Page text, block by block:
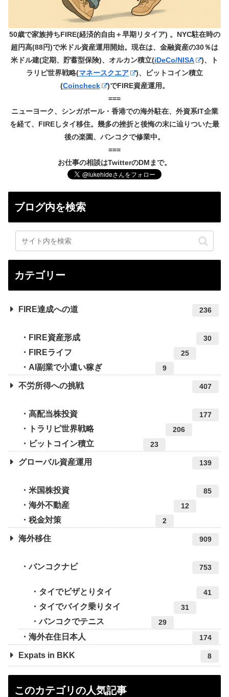
50歳で家族持ちFIRE(経済的自由＋早期リタイア) 。NYC駐在時の
超円高(88円)で米ドル資産運用開始。現在は、金融資産の30％は
米ドル建(定期、貯蓄型保険)、オルカン積立(iDeCo/NISA
)、ト
ラリピ世界戦略(マネースクエア
)、ビットコイン積立
(Coincheck
)でFIRE資産運用。
===
ニューヨーク、シンガポール・香港での海外駐在、外資系IT企業
を経て、FIREしタイ移住。幾多の挫折と後悔の末に辿りついた最
後の楽園、バンコクで修業中。
===
お仕事の相談はTwitterのDMまで。
ブログ内を検索
カテゴリー
FIRE達成への道 236
FIRE資産形成 30
FIREライフ 25
AI副業で小遣い稼ぎ 9
不労所得への挑戦 407
高配当株投資 177
トラリピ世界戦略 206
ビットコイン積立 23
グローバル資産運用 139
米国株投資 85
海外不動産 12
税金対策 2
海外移住 909
バンコクナビ 753
タイでビザとりタイ 41
タイでバイク乗りタイ 31
バンコクでテニス 29
海外在住日本人 174
Expats in BKK 8
このカテゴリの人気記事